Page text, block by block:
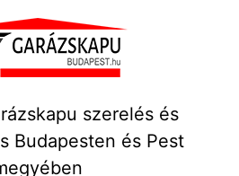
szerelés és
Budapesten és Pest